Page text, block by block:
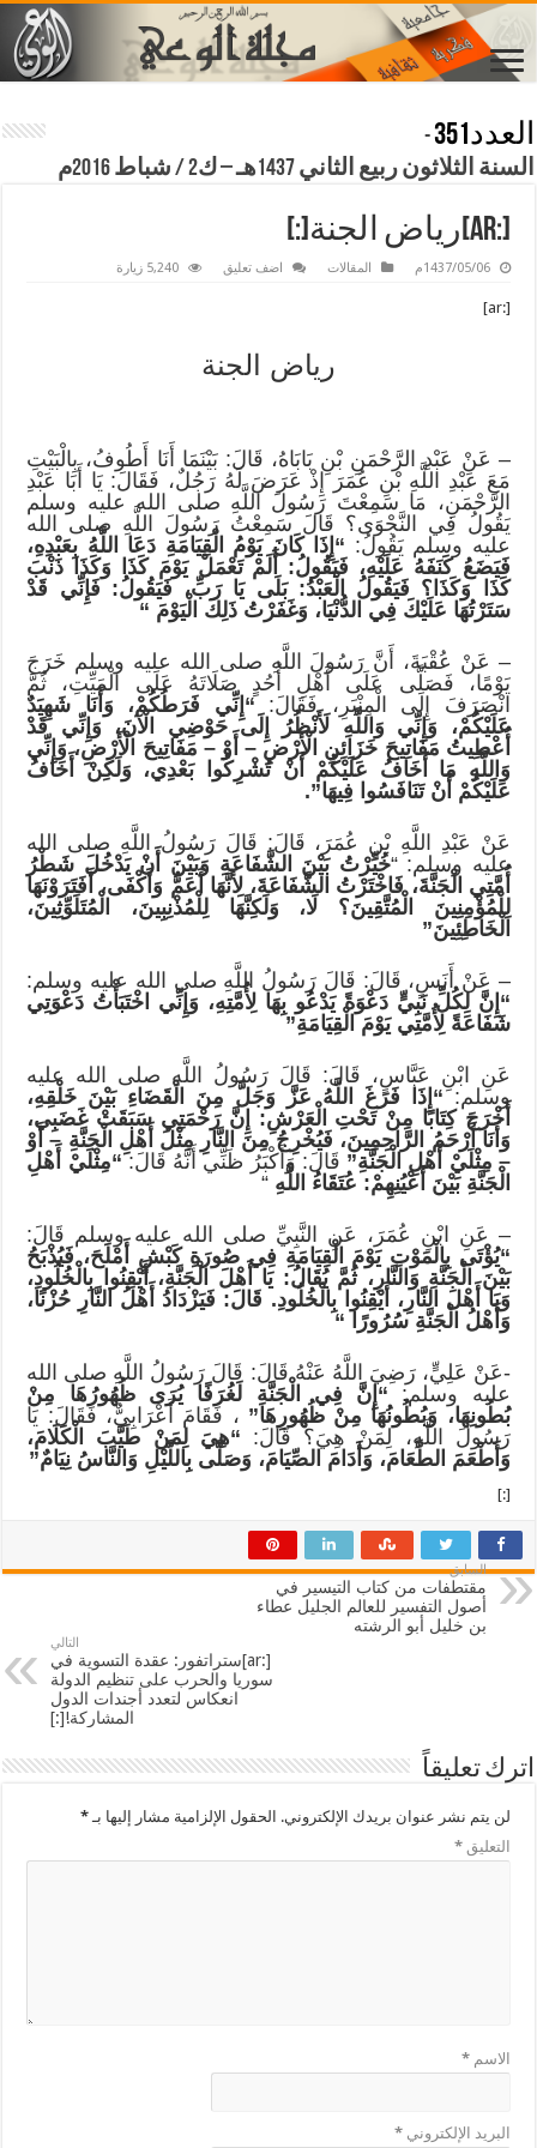
العدد351
-
السنة الثلاثون ربيع الثاني 1437هـ – ك2 / شباط 2016م
[:ar]رياض الجنة[:]
1437/05/06م المقالات اضف تعليق 5,240 زيارة
[:ar]
رياض الجنة
– عَنْ عَبْدِ الرَّحْمَنِ بْنِ بَابَاهُ، قَالَ: بَيْنَمَا أَنَا أَطُوفُ، بِالْبَيْتِ
مَعَ عَبْدِ اللَّهِ بْنِ عُمَرَ إِذْ عَرَضَ لَهُ رَجُلٌ، فَقَالَ: يَا أَبَا عَبْدِ
الرَّحْمَنِ، مَا سَمِعْتَ رَسُولَ اللَّهِ صلى الله عليه وسلم
يَقُولُ فِي النَّجْوَى؟ قَالَ سَمِعْتُ رَسُولَ اللَّهِ صلى الله
عليه وسلم يَقُولُ: “إِذَا كَانَ يَوْمُ الْقِيَامَةِ دَعَا اللَّهُ بِعَبْدِهِ،
فَيَضَعُ كَنَفَهُ عَلَيْهِ، فَيَقُولُ: أَلَمْ تَعْمَلْ يَوْمَ كَذَا وَكَذَا ذَنْبَ
كَذَاوَكَذَا؟ فَيَقُولُ الْعَبْدُ: بَلَى يَا رَبِّ، فَيَقُولُ: فَإِنِّي قَدْ
سَتَرْتُهَا عَلَيْكَ فِي الدُّنْيَا، وَغَفَرْتُ ذَلِكَ الْيَوْمَ “
– عَنْ عُقْبَةَ، أَنَّ رَسُولَ اللَّهِ صلى الله عليه وسلم خَرَجَ
يَوْمًا، فَصَلَّى عَلَى أَهْلِ أُحُدٍ صَلَاتَهُ عَلَى الْمَيِّتِ، ثُمَّ
انْصَرَفَ إِلَى الْمِنْبَرِ، فَقَالَ:“إِنِّي فَرَطُكُمْ، وَأَنَا شَهِيَدٌ
عَلَيْكُمْ، وَإِنِّي وَاللَّهِ لَأَنْظُرُ إِلَى حَوْضِي الْآنَ، وَإِنِّي قَدْ
أُعْطِيتُ مَفَاتِيحَ خَزَائِنِ الْأَرْضِ – أَوْ – مَفَاتِيحَ الْأَرْضِ، وَإِنِّي
وَاللَّهِ مَا أَخَافُ عَلَيْكُمْ أَنْ تُشْرِكُوا بَعْدِي، وَلَكِنْ أَخَافُ
عَلَيْكُمْ أَنْ تَنَافَسُوا فِيهَا”.
عَنْ عَبْدِ اللَّهِ بْنِ عُمَرَ، قَالَ: قَالَ رَسُولُ اللَّهِ صلى الله
عليه وسلم: “خُيِّرْتُ بَيْنَ الشَّفَاعَةِ وَبَيْنَ أَنْ يَدْخُلَ شَطْرُ
أُمَّتِي الْجَنَّةَ، فَاخْتَرْتُ الشَّفَاعَةَ، لِأَنَّهَا أَعَمُّ وَأَكْفَى، أَفَتَرَوْنَهَا
لِلْمُؤْمِنِينَ الْمُتَّقِينَ؟ لَا، وَلَكِنَّهَا لِلْمُذْنِبِينَ، الْمُتَلَوِّثِينَ،
الْخَاطِئِينَ”
– عَنْ أَنَسٍ، قَالَ: قَالَ رَسُولُ اللَّهِ صلى الله عليه وسلم:
“إِنَّ لِكُلِّ نَبِيٍّ دَعْوَةً يَدْعُو بِهَا لِأُمَّتِهِ، وَإِنِّي اخْتَبَأْتُ دَعْوَتِي
شَفَاعَةً لِأُمَّتِي يَوْمَ الْقِيَامَةِ”
عَنِ ابْنِ عَبَّاسٍ، قَالَ: قَالَ رَسُولُ اللَّهِ صلى الله عليه
وسلم:“إِذَا فَرَغَ اللَّهُ عَزَّ وَجَلَّ مِنَ الْقَضَاءِ بَيْنَ خَلْقِهِ،
أَخْرَجَ كِتَابًا مِنْ تَحْتِ الْعَرْشِ: إِنَّ رَحْمَتِي سَبَقَتْ غَضَبِي،
وَأَنَا أَرْحَمُ الرَّاحِمِينَ، فَيُخْرِجُ مِنَ النَّارِ مِثْلَ أَهْلِ الْجَنَّةِ – أَوْ
– مِثْلَيْ أَهْلِ الْجَنَّةِ” قَالَ: وَأَكْبَرُ ظَنِّي أَنَّهُ قَالَ:“مِثْلَيْ أَهْلِ
الْجَنَّةِ بَيْنَ أَعْيُنِهِمْ: عُتَقَاءُ اللَّهِ “
– عَنِ ابْنِ عُمَرَ، عَنِ النَّبِيِّ صلى الله عليه وسلم قَالَ:
“يُؤْتَى بِالْمَوْتِ يَوْمَ الْقِيَامَةِ فِي صُورَةِ كَبْشٍ أَمْلَحَ، فَيُذْبَحُ
بَيْنَ الْجَنَّةِ وَالنَّارِ، ثُمَّ يُقَالُ: يَا أَهْلَ الْجَنَّةِ،أَيْقِنُوا بِالْخُلُودِ،
وَيَا أَهْلَ النَّارِ، أَيْقِنُوا بِالْخُلُودِ. قَالَ: فَيَزْدَادُ أَهْلُ النَّارِ حُزْنًا،
وَأَهْلُ الْجَنَّةِ سُرُورًا“
-عَنْ عَلِيٍّ، رَضِيَ اللَّهُ عَنْهُ قَالَ: قَالَ رَسُولُ اللَّهِ صلى الله
عليه وسلم: “إِنَّ فِي الْجَنَّةِ لَغُرَفًا يُرَى ظُهُورُهَا مِنْ
بُطُونِهَا، وَبُطُونُهَا مِنْ ظُهُورِهَا” ، فَقَامَ أَعْرَابِيٌّ، فَقَالَ: يَا
رَسُولَ اللَّهِ، لِمَنْ هِيَ؟ قَالَ: “هِيَ لِمَنْ طَيَّبَ الْكَلَامَ،
وَأَطْعَمَ الطَّعَامَ، وَأَدَامَ الصِّيَامَ، وَصَلَّى بِاللَّيْلِ وَالنَّاسُ نِيَامٌ”
[:]
السابق
مقتطفات من كتاب التيسير في
أصول التفسير للعالم الجليل عطاء
بن خليل أبو الرشته
التالي
[:ar]ستراتفور: عقدة التسوية في
سوريا والحرب على تنظيم الدولة
انعكاس لتعدد أجندات الدول
المشاركة![:]
اترك تعليقاً
لن يتم نشر عنوان بريدك الإلكتروني. الحقول الإلزامية مشار إليها بـ*
التعليق*
الاسم*
البريد الإلكتروني*